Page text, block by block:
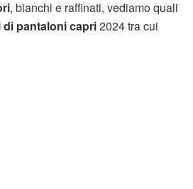
, bianchi e raffinati, vediamo quali
pantaloni capri2024 tra cui